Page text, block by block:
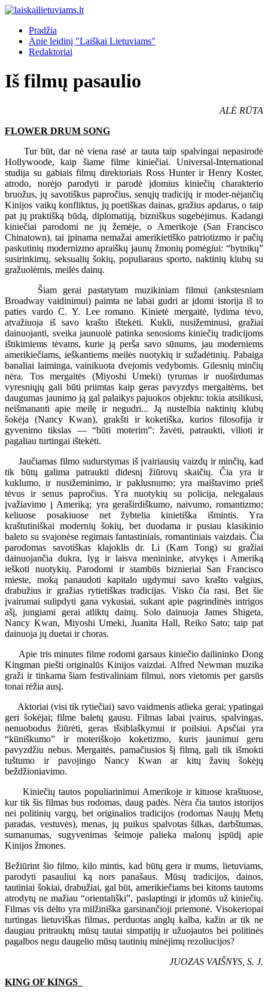
Pradžia
Apie leidinį "Laiškai Lietuviams"
Redaktoriai
Iš filmų pasaulio
ALĖ RŪTA
FLOWER DRUM SONG
Tur būt, dar nė viena rasė ar tauta taip spalvingai nepasirodė
Hollywoode, kaip šiame filme kiniečiai. Universal-International
studija su gabiais filmų direktoriais Ross Hunter ir Henry Koster,
atrodo, norėjo parodyti ir parodė įdomius kiniečių charakterio
bruožus, jų savotiškus papročius, senųjų tradicijų ir moder-nėjančių
Kinijos vaikų konfliktus, jų poetiškas dainas, gražius apdarus, o taip
pat jų praktišką būdą, diplomatiją, bizniškus sugebėjimus. Kadangi
kiniečiai parodomi ne jų žemėje, o Amerikoje (San Francisco
Chinatown), tai įpinama nemažai amerikietiško patriotizmo ir pačių
paskutinių modernizmo apraiškų jaunų žmonių pomėgiui: “bytnikų”
susirinkimų, seksualių šokių, populiaraus sporto, naktinių klubų su
gražuolėmis, meilės dainų.
Šiam gerai pastatytam muzikiniam filmui (ankstesniam
Broadway vaidinimui) paimta ne labai gudri ar įdomi istorija iš to
paties vardo C. Y. Lee romano. Kinietė mergaitė, lydima tėvo,
atvažiuoja iš savo krašto ištekėti. Kukli, nusižeminusi, gražiai
dainuojanti, sveika jaunuolė patinka senosioms kiniečių tradicijoms
ištikimiems tėvams, kurie ją perša savo sūnums, jau moderniems
amerikiečiams, ieškantiems meilės nuotykių ir sužadėtinių. Pabaiga
banaliai laiminga, vainikuota dvejomis vedybomis. Gilesnių minčių
nėra. Tos mergaitės (Miyoshi Umeki) tyrumas ir nuoširdumas
vyresniųjų gali būti priimtas kaip geras pavyzdys mergaitėms, bet
daugumas jaunimo ją gal palaikys pajuokos objektu: tokia atsilikusi,
neišmananti apie meilę ir negudri... Ją nustelbia naktinių klubų
šokėja (Nancy Kwan), grakšti ir koketiška, kurios filosofija ir
gyvenimo tikslas — “būti moterim”: žavėti, patraukti, vilioti ir
pagaliau turtingai ištekėti.
Jaučiamas filmo sudurstymas iš įvairiausių vaizdų ir minčių, kad
tik būtų galima patraukti didesnį žiūrovų skaičių. Čia yra ir
kuklumo, ir nusižeminimo, ir paklusnumo; yra maištavimo prieš
tėvus ir senus papročius. Yra nuotykių su policija, nelegalaus
įvažiavimo į Ameriką; yra geraširdiškumo, naivumo, romantizmo;
keliuose posakiuose net žybtelia kinietiška išmintis. Yra
kraštutiniškai modernių šokių, bet duodama ir pusiau klasikinio
baleto su svajonėse regimais fantastiniais, romantiniais vaizdais. Čia
parodomas savotiškas klajoklis dr. Li (Kam Tong) su gražiai
dainuojančia dukra, lyg ir laisva menininke, atvykęs i Ameriką
ieškoti nuotykių. Parodomi ir stambūs biznieriai San Francisco
mieste, moką panaudoti kapitalo ugdymui savo krašto valgius,
drabužius ir gražias rytietiškas tradicijas. Visko čia rasi. Bet šie
įvairumai sulipdyti gana vykusiai, sukant apie pagrindinės intrigos
ašį, jungiami gerai atliktų dainų. Solo dainuoja James Shigeta,
Nancy Kwan, Miyoshi Umeki, Juanita Hall, Reiko Sato; taip pat
dainuoja jų duetai ir choras.
Apie tris minutes filme rodomi garsaus kiniečio dailininko Dong
Kingman piešti originalūs Kinijos vaizdai. Alfred Newman muzika
graži ir tinkama šiam festivaliniam filmui, nors vietomis per garsūs
tonai rėžia ausį.
Aktoriai (visi tik rytiečiai) savo vaidmenis atlieka gerai; ypatingai
geri šokėjai; filme baletų gausu. Filmas labai įvairus, spalvingas,
nenuobodus žiūrėti, geras išsiblaškymui ir poilsiui. Apsčiai yra
“kūniškumo” ir moteriškojo koketizmo, kuris jaunimui geru
pavyzdžiu nebus. Mergaitės, pamačiusios šį filmą, gali tik išmokti
tuštumo ir pavojingo Nancy Kwan ar kitų žavių šokėjų
beždžioniavimo.
Kiniečių tautos populiarinimui Amerikoje ir kituose kraštuose,
kur tik šis filmas bus rodomas, daug padės. Nėra čia tautos istorijos
nei politinių vargų, bet originalios tradicijos (rodomas Naujų Metų
paradas, vestuvės), menas, jų puikus spalvotas šilkas, darbštumas,
sumanumas, sugyvenimas šeimoje palieka malonų įspūdį apie
Kinijos žmones.
Bežiūrint šio filmo, kilo mintis, kad būtų gera ir mums, lietuviams,
parodyti pasauliui ką nors panašaus. Mūsų tradicijos, dainos,
tautiniai šokiai, drabužiai, gal būt, amerikiečiams bei kitoms tautoms
atrodytų ne mažiau “orientališki”, paslaptingi ir įdomūs už kiniečių.
Filmas vis dėlto yra milžiniška garsinančioji priemonė. Visokeriopai
turtingas lietuviškas filmas, perduotas anglų kalba, kažin ar tik ne
daugiau pritrauktų mūsų tautai simpatijų ir užuojautos bei politinės
pagalbos negu daugelio mūsų tautinių minėjimų rezoliucijos?
JUOZAS VAIŠNYS, S. J.
KING OF KINGS